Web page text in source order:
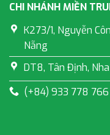
CHI NHÁNH MIỀN
K273/1, Nguyễn
Nẵng
DT8, Tân Định,
(+84) 933 778 766